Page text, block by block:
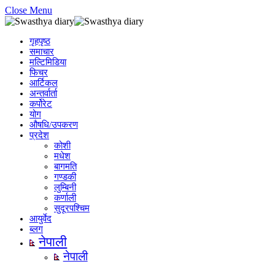
Close Menu
गृहपृष्ठ
समाचार
मल्टिमिडिया
फिचर
आर्टिकल
अन्तर्वार्ता
कर्पोरेट
योग
औषधि/उपकरण
प्रदेश
कोशी
मधेश
बागमति
गण्डकी
लुम्बिनी
कर्णाली
सुदूरपश्चिम
आयुर्वेद
ब्लग
नेपाली
नेपाली